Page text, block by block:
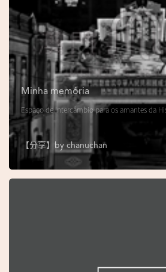
熱
門
搜
索
Minha memória
Espaço de intercâmbio para os amantes da
【分享】by chanuchan